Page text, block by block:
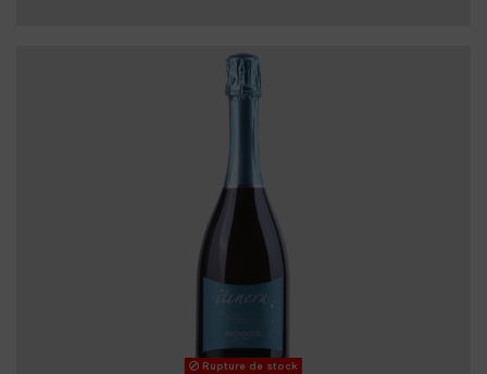
Rupture de stock